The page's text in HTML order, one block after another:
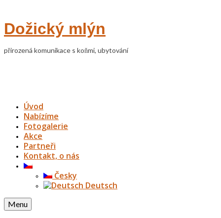
Dožický mlýn
přirozená komunikace s koňmi, ubytování
Úvod
Nabízíme
Fotogalerie
Akce
Partneři
Kontakt, o nás
Česky
Deutsch
Menu